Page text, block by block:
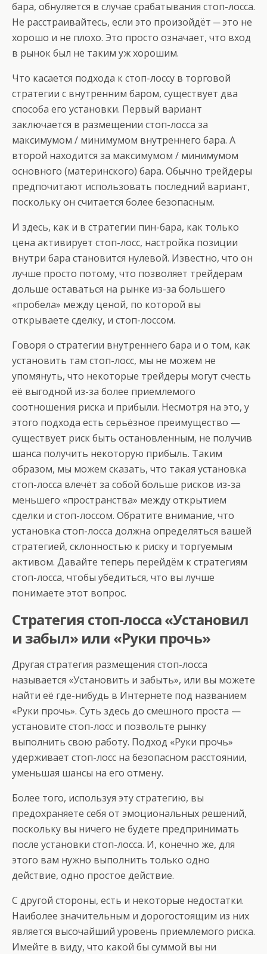
бара, обнуляется в случае срабатывания стоп-лосса.
Не расстраивайтесь, если это произойдёт ─ это не
хорошо и не плохо. Это просто означает, что вход
в рынок был не таким уж хорошим.
Что касается подхода к стоп-лоссу в торговой
стратегии с внутренним баром, существует два
способа его установки. Первый вариант
заключается в размещении стоп-лосса за
максимумом / минимумом внутреннего бара. А
второй находится за максимумом / минимумом
основного (материнского) бара. Обычно трейдеры
предпочитают использовать последний вариант,
поскольку он считается более безопасным.
И здесь, как и в стратегии пин-бара, как только
цена активирует стоп-лосс, настройка позиции
внутри бара становится нулевой. Известно, что он
лучше просто потому, что позволяет трейдерам
дольше оставаться на рынке из-за большего
«пробела» между ценой, по которой вы
открываете сделку, и стоп-лоссом.
Говоря о стратегии внутреннего бара и о том, как
установить там стоп-лосс, мы не можем не
упомянуть, что некоторые трейдеры могут счесть
её выгодной из-за более приемлемого
соотношения риска и прибыли. Несмотря на это, у
этого подхода есть серьёзное преимущество —
существует риск быть остановленным, не получив
шанса получить некоторую прибыль. Таким
образом, мы можем сказать, что такая установка
стоп-лосса влечёт за собой больше рисков из-за
меньшего «пространства» между открытием
сделки и стоп-лоссом. Обратите внимание, что
установка стоп-лосса должна определяться вашей
стратегией, склонностью к риску и торгуемым
активом. Давайте теперь перейдём к стратегиям
стоп-лосса, чтобы убедиться, что вы лучше
понимаете этот вопрос.
Стратегия стоп-лосса «Установил
и забыл» или «Руки прочь»
Другая стратегия размещения стоп-лосса
называется «Установить и забыть», или вы можете
найти её где-нибудь в Интернете под названием
«Руки прочь». Суть здесь до смешного проста —
установите стоп-лосс и позвольте рынку
выполнить свою работу. Подход «Руки прочь»
удерживает стоп-лосс на безопасном расстоянии,
уменьшая шансы на его отмену.
Более того, используя эту стратегию, вы
предохраняете себя от эмоциональных решений,
поскольку вы ничего не будете предпринимать
после установки стоп-лосса. И, конечно же, для
этого вам нужно выполнить только одно
действие, одно простое действие.
С другой стороны, есть и некоторые недостатки.
Наиболее значительным и дорогостоящим из них
является высочайший уровень приемлемого риска.
Имейте в виду, что какой бы суммой вы ни